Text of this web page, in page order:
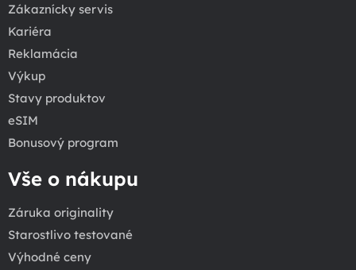
Zákaznícky servis
Kariéra
Reklamácia
Výkup
Stavy produktov
eSIM
Bonusový program
Vše o nákupu
Záruka originality
Starostlivo testované
Výhodné ceny